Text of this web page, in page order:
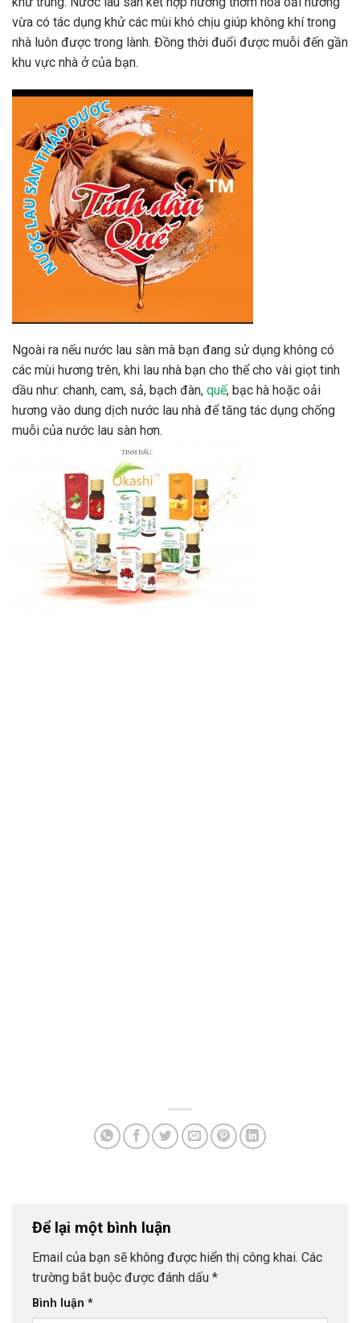
vừa có tác dụng khử các mùi khó chịu giúp không khí trong
nhà luôn được trong lành. Đồng thời đuổi được muỗi đến gần
khu vực nhà ở của bạn.
Ngoài ra nếu nước lau sàn mà bạn đang sử dụng không có
các mùi hương trên, khi lau nhà bạn cho thể cho vài giọt tinh
dầu như: chanh, cam, sả, bạch đàn, quế, bạc hà hoặc oải
hương vào dung dịch nước lau nhà để tăng tác dụng chống
muỗi của nước lau sàn hơn.
Để lại một bình luận
Email của bạn sẽ không được hiển thị công khai. Các
trường bắt buộc được đánh dấu *
Bình luận *